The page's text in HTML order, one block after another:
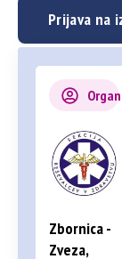
Prijava na
Zbornica -
Zveza,